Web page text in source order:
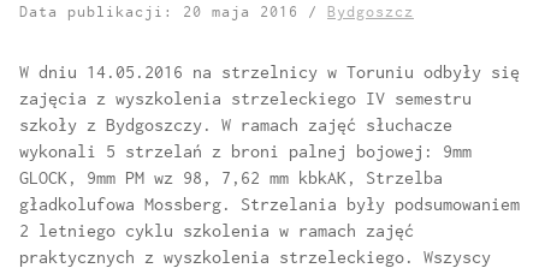
Data publikacji: 20 maja 2016 / Bydgoszcz
W dniu 14.05.2016 na strzelnicy w Toruniu odbyły się
zajęcia z wyszkolenia strzeleckiego IV semestru
szkoły z Bydgoszczy. W ramach zajęć słuchacze
wykonali 5 strzelań z broni palnej bojowej: 9mm
GLOCK, 9mm PM wz 98, 7,62 mm kbkAK, Strzelba
gładkolufowa Mossberg. Strzelania były podsumowaniem
2 letniego cyklu szkolenia w ramach zajęć
praktycznych z wyszkolenia strzeleckiego. Wszyscy